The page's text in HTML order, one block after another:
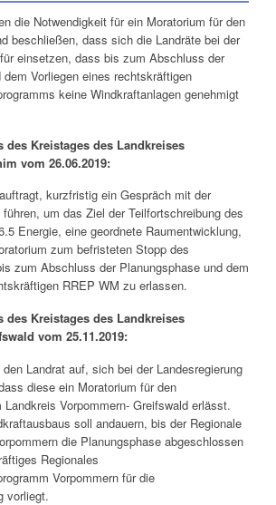
die Notwendigkeit für ein Moratorium für den
beschließen, dass sich die Landräte bei der
einsetzen, dass bis zum Abschluss der
dem Vorliegen eines rechtskräftigen
keine Windkraftanlagen genehmigt
des Kreistages des Landkreises
vom 26.06.2019:
kurzfristig ein Gespräch mit der
um das Ziel der Teilfortschreibung des
Energie, eine geordnete Raumentwicklung,
zum befristeten Stopp des
zum Abschluss der Planungsphase und dem
RREP WM zu erlassen.
des Kreistages des Landkreises
vom 25.11.2019:
Landrat auf, sich bei der Landesregierung
diese ein Moratorium für den
Vorpommern- Greifswald erlässt.
soll andauern, bis der Regionale
die Planungsphase abgeschlossen
Regionales
Vorpommern für die
vorliegt.